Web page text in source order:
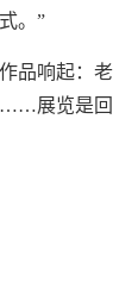
。”
品响起：老
……展览是回